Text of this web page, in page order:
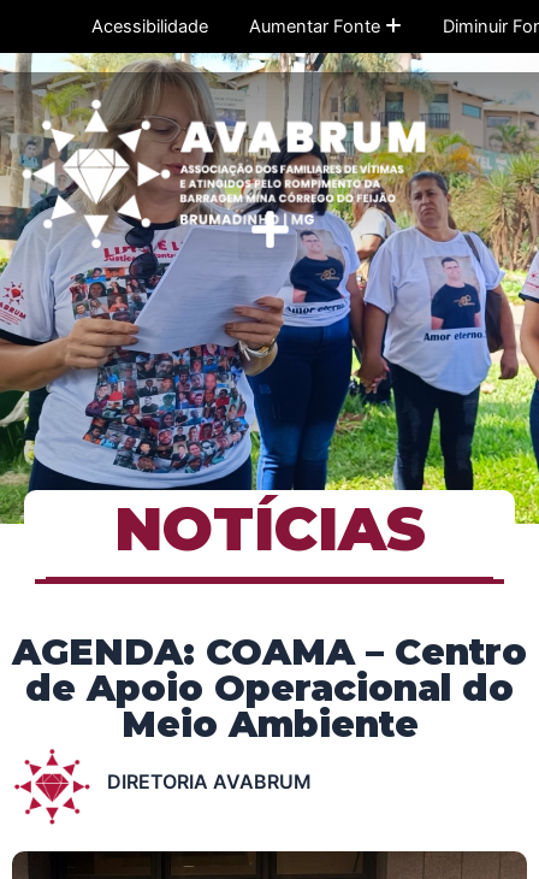
o
conteúdo
Acessibilidade Aumentar Fonte Diminuir
Menu
NOTÍCIAS
AGENDA: COAMA – Centro
de Apoio Operacional do
Meio Ambiente
DIRETORIA AVABRUM